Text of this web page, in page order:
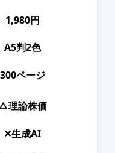
1,980円
A5判2色
300ページ
理論株価
✕生成AI